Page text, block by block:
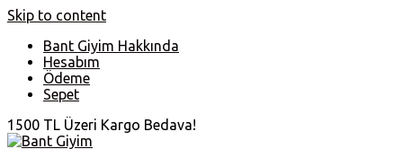
Skip to content
Bant Giyim Hakkında
Hesabım
Ödeme
Sepet
1500 TL Üzeri Kargo Bedava!